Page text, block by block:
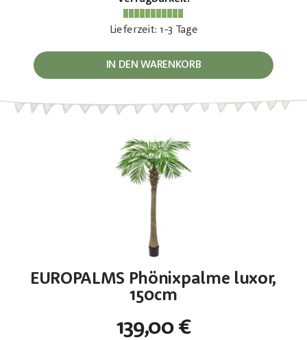
Lieferzeit: 1-3 Tage
IN DEN WARENKORB
EUROPALMS Phönixpalme luxor,
150cm
139,00 €